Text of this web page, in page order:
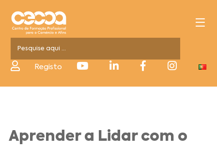
Registo
Aprender a Lidar com o